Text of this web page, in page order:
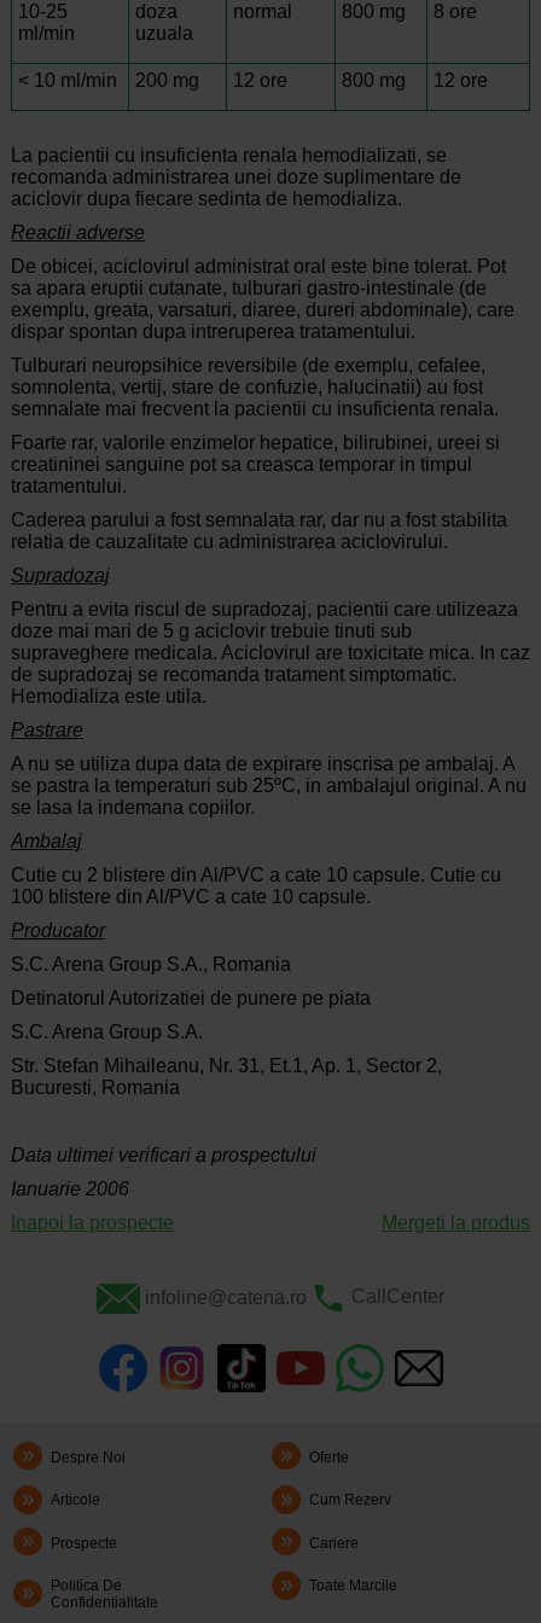
10-25
ml/min
doza
uzuala
normal 800 mg 8 ore
< 10 ml/min 200 mg 12 ore 800 mg 12 ore
La pacientii cu insuficienta renala hemodializati, se
recomanda administrarea unei doze suplimentare de
aciclovir dupa fiecare sedinta de hemodializa.
Reactii adverse
De obicei, aciclovirul administrat oral este bine tolerat. Pot
sa apara eruptii cutanate, tulburari gastro-intestinale (de
exemplu, greata, varsaturi, diaree, dureri abdominale), care
dispar spontan dupa intreruperea tratamentului.
Tulburari neuropsihice reversibile (de exemplu, cefalee,
somnolenta, vertij, stare de confuzie, halucinatii) au fost
semnalate mai frecvent la pacientii cu insuficienta renala.
Foarte rar, valorile enzimelor hepatice, bilirubinei, ureei si
creatininei sanguine pot sa creasca temporar in timpul
tratamentului.
Caderea parului a fost semnalata rar, dar nu a fost stabilita
relatia de cauzalitate cu administrarea aciclovirului.
Supradozaj
Pentru a evita riscul de supradozaj, pacientii care utilizeaza
doze mai mari de 5 g aciclovir trebuie tinuti sub
supraveghere medicala. Aciclovirul are toxicitate mica. In caz
de supradozaj se recomanda tratament simptomatic.
Hemodializa este utila.
Pastrare
A nu se utiliza dupa data de expirare inscrisa pe ambalaj. A
se pastra la temperaturi sub 25ºC, in ambalajul original. A nu
se lasa la indemana copiilor.
Ambalaj
Cutie cu 2 blistere din Al/PVC a cate 10 capsule. Cutie cu
100 blistere din Al/PVC a cate 10 capsule.
Producator
S.C. Arena Group S.A., Romania
Detinatorul Autorizatiei de punere pe piata
S.C. Arena Group S.A.
Str. Stefan Mihaileanu, Nr. 31, Et.1, Ap. 1, Sector 2,
Bucuresti, Romania
Data ultimei verificari a prospectului
Ianuarie 2006
Inapoi la prospecte
Mergeti la produs
infoline@catena.ro CallCenter
Despre Noi Oferte
Articole Cum Rezerv
Prospecte Cariere
Politica De
Confidentialitate
Toate Marcile